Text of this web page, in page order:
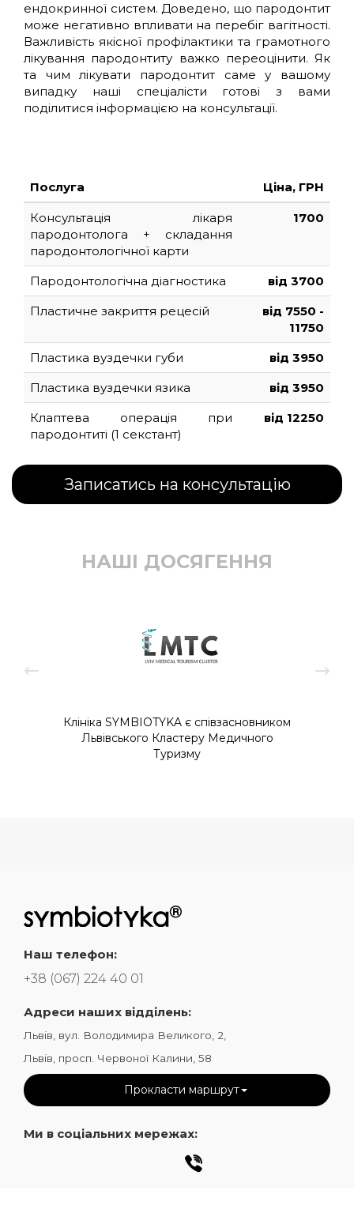
ЦІНИ
КОНТАКТИ
ендокринної систем. Доведено, що пародонтит
може негативно впливати на перебіг вагітності.
Важливість якісної профілактики та грамотного
лікування пародонтиту важко переоцінити. Як
та чим лікувати пародонтит саме у вашому
випадку наші спеціалісти готові з вами
поділитися інформацією на консультації.
Послуга Ціна, ГРН
Консультація лікаря
пародонтолога + складання
пародонтологічної карти
1700
Пародонтологічна діагностика
від 3700
Пластичне закриття рецесій
від 7550 -
11750
Пластика вуздечки губи
від 3950
Пластика вуздечки язика
від 3950
Клаптева операція при
пародонтиті (1 секстант)
від 12250
Записатись на консультацію
НАШІ ДОСЯГЕННЯ
Клініка SYMBIOTYKA є співзасновником
Львівського Кластеру Медичного
Туризму
Наш телефон:
+38 (067) 224 40 01
Адреси наших відділень:
Львів, вул. Володимира Великого, 2,
Львів, просп. Червоної Калини, 58
Прокласти маршрут
Ми в соціальних мережах: